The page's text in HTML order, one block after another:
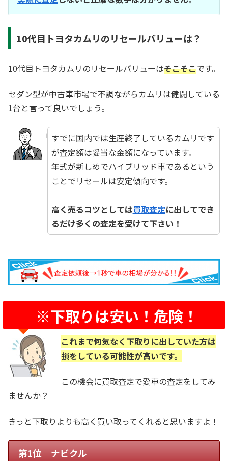
10代目トヨタカムリのリセールバリューは？
10代目トヨタカムリのリセールバリューはそこそこです。
セダン型が中古車市場で不調ながらカムリは健闘している
1台と言って良いでしょう。
すでに国内では生産終了しているカムリです
が査定額は妥当な金額になっています。
年式が新しめでハイブリッド車であるという
ことでリセールは安定傾向です。
高く売るコツとしては買取査定に出してでき
るだけ多くの査定を受けて下さい！
※下取りは安い！危険！
これまで何気なく下取りに出していた方は
損をしている可能性が高いです。
この機会に買取査定で愛車の査定をしてみ
ませんか？
きっと下取りよりも高く買い取ってくれると思いますよ！
第1位 ナビクル